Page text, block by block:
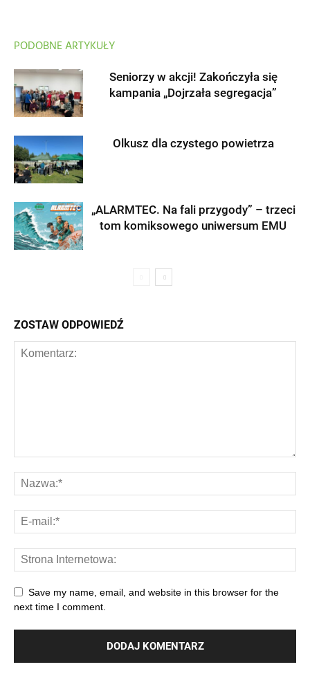
PODOBNE ARTYKUŁY
Seniorzy w akcji! Zakończyła się
kampania „Dojrzała segregacja”
Olkusz dla czystego powietrza
„ALARMTEC. Na fali przygody” – trzeci
tom komiksowego uniwersum EMU
ZOSTAW ODPOWIEDŹ
Save my name, email, and website in this browser for the
next time I comment.